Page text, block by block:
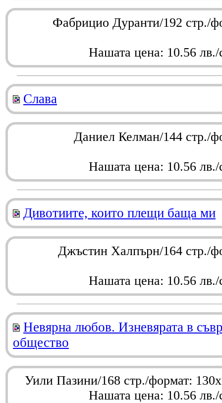
Фабрицио Дуранти/192 стр./
Нашата цена: 10.56 лв./
Слава
Даниел Келман/144 стр./
Нашата цена: 10.56 лв./
Дивотиите, които плещи баща ми
Джъстин Халпърн/164 стр./
Нашата цена: 10.56 лв./
Невярна любов. Изневярата в
общество
Уили Пазини/168 стр./формат:
Нашата цена: 10.56 лв./